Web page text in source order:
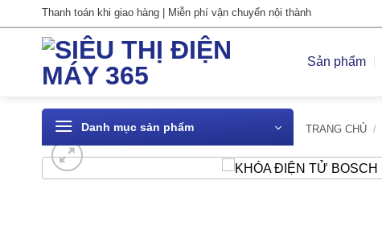
qua
Thanh toán khi giao hàng | Miễn phí vận chuyển nội thành
Sản phẩm
Danh mục sản phẩm TRANG CHỦ /